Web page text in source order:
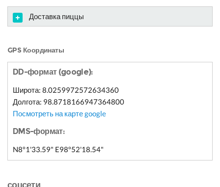
Доставка пиццы
GPS Координаты
DD-формат (google):
Широта: 8.0259972572634360
Долгота: 98.8718166947364800
Посмотреть на карте google
DMS-формат:
N8º1'33.59" E98º52'18.54"